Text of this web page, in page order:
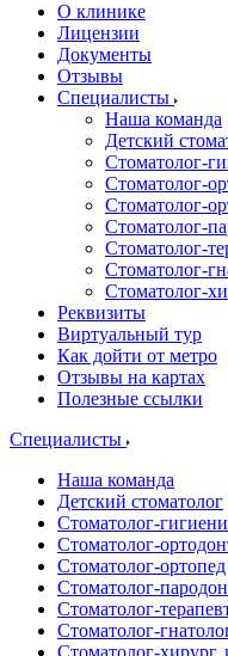
О клинике
Лицензии
Документы
Отзывы
Специалисты
Наша команда
Детский
Стоматолог-
Стоматолог-
Стоматолог-
Стоматолог-
Стоматолог-
Стоматолог-
Стоматолог-
Реквизиты
Виртуальный тур
Как дойти от метро
Отзывы на картах
Полезные ссылки
Специалисты
Наша команда
Детский стоматолог
Стоматолог-
Стоматолог-
Стоматолог-ортопед
Стоматолог-
Стоматолог-
Стоматолог-
Стоматолог-хирург,